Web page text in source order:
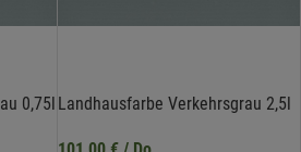
0,75l Landhausfarbe Verkehrsgrau 2,5l